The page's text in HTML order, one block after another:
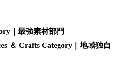
｜最強素材部門
＆ Crafts Category｜地域独自